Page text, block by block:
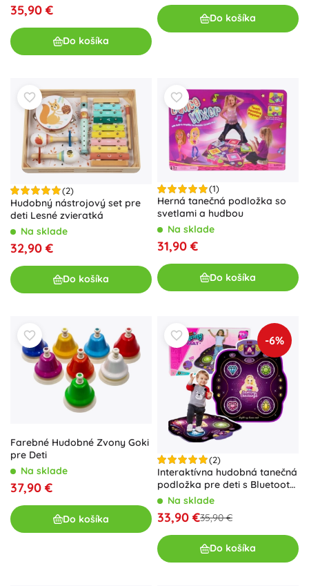
35,90 €
Do košíka
Do košíka
(2)
Hudobný nástrojový set pre
deti Lesné zvieratká
Na sklade
32,90 €
Do košíka
(1)
Herná tanečná podložka so
svetlami a hudbou
Na sklade
31,90 €
Do košíka
Farebné Hudobné Zvony Goki
pre Deti
Na sklade
37,90 €
Do košíka
-6%
(2)
Interaktívna hudobná tanečná
podložka pre deti s Bluetooth,
9 úrovní hry
Na sklade
33,90 €35,90 €
Do košíka